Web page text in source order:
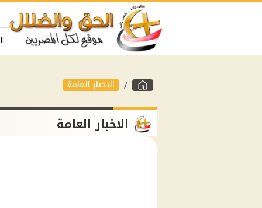
الاخبار العامة
الاخبار العامة